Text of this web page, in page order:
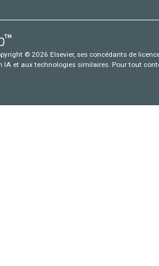
© 2026 Elsevier, ses concédants de
IA et aux technologies similaires. Pour tout